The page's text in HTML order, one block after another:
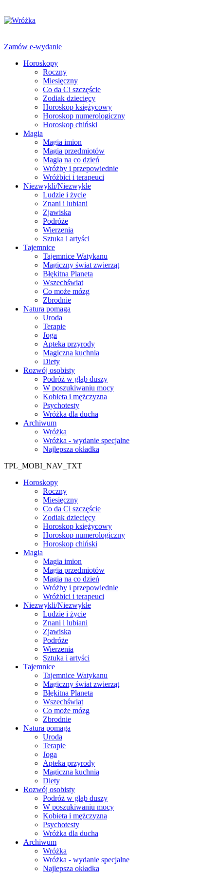
Zamów e-wydanie
Horoskopy
Roczny
Miesięczny
Co da Ci szczęście
Zodiak dziecięcy
Horoskop księżycowy
Horoskop numerologiczny
Horoskop chiński
Magia
Magia imion
Magia przedmiotów
Magia na co dzień
Wróżby i przepowiednie
Wróżbici i terapeuci
Niezwykli/Niezwykłe
Ludzie i życie
Znani i lubiani
Zjawiska
Podróże
Wierzenia
Sztuka i artyści
Tajemnice
Tajemnice Watykanu
Magiczny świat zwierząt
Błękitna Planeta
Wszechświat
Co może mózg
Zbrodnie
Natura pomaga
Uroda
Terapie
Joga
Apteka przyrody
Magiczna kuchnia
Diety
Rozwój osobisty
Podróż w głąb duszy
W poszukiwaniu mocy
Kobieta i mężczyzna
Psychotesty
Wróżka dla ducha
Archiwum
Wróżka
Wróżka - wydanie specjalne
Najlepsza okładka
TPL_MOBI_NAV_TXT
Horoskopy
Roczny
Miesięczny
Co da Ci szczęście
Zodiak dziecięcy
Horoskop księżycowy
Horoskop numerologiczny
Horoskop chiński
Magia
Magia imion
Magia przedmiotów
Magia na co dzień
Wróżby i przepowiednie
Wróżbici i terapeuci
Niezwykli/Niezwykłe
Ludzie i życie
Znani i lubiani
Zjawiska
Podróże
Wierzenia
Sztuka i artyści
Tajemnice
Tajemnice Watykanu
Magiczny świat zwierząt
Błękitna Planeta
Wszechświat
Co może mózg
Zbrodnie
Natura pomaga
Uroda
Terapie
Joga
Apteka przyrody
Magiczna kuchnia
Diety
Rozwój osobisty
Podróż w głąb duszy
W poszukiwaniu mocy
Kobieta i mężczyzna
Psychotesty
Wróżka dla ducha
Archiwum
Wróżka
Wróżka - wydanie specjalne
Najlepsza okładka